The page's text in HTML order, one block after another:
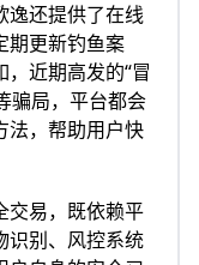
逸还提供了在线
期更新钓鱼案
近期高发的“冒
骗局，平台都会
法，帮助用户快
交易，既依赖平
识别、风控系统